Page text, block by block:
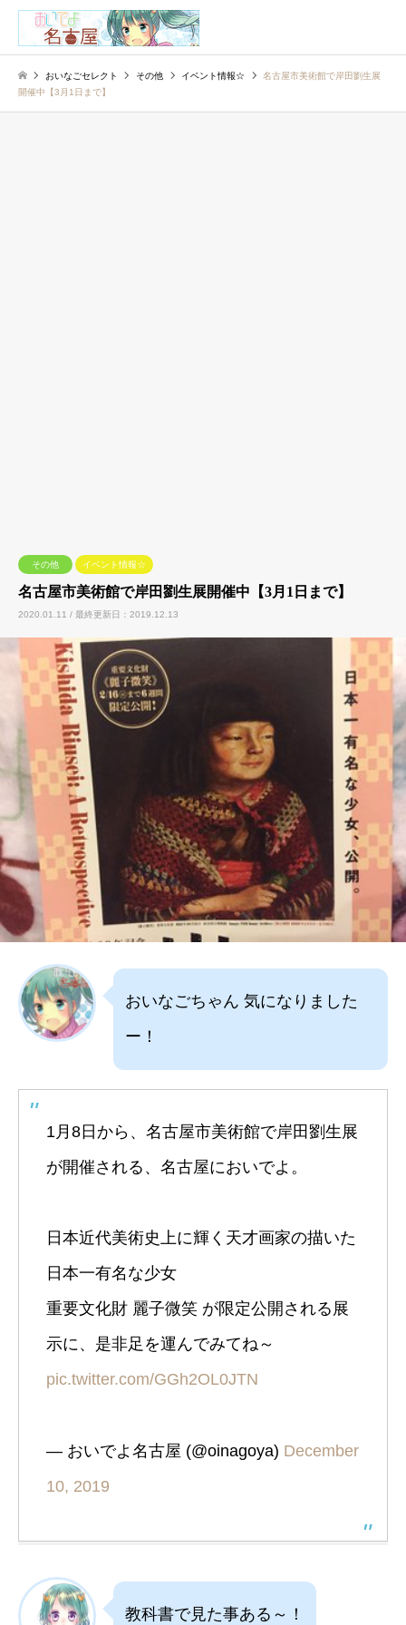
おいなごセレクト その他 イベント情報☆
名古屋市美術館で岸田劉生展
開催中【3月1日まで】
その他 イベント情報☆
名古屋市美術館で岸田劉生展開催中【3月1日まで】
2020.01.11 / 最終更新日：2019.12.13
おいなごちゃん 気になりました
ー！
1月8日から、名古屋市美術館で岸田劉生展
が開催される、名古屋においでよ。
日本近代美術史上に輝く天才画家の描いた
日本一有名な少女
重要文化財 麗子微笑 が限定公開される展
示に、是非足を運んでみてね～
pic.twitter.com/GGh2OL0JTN
— おいでよ名古屋 (@oinagoya) December
10, 2019
教科書で見た事ある～！